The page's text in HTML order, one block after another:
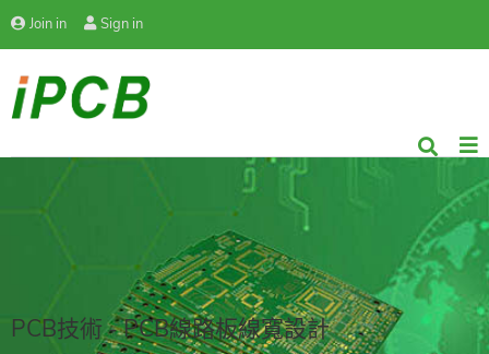
Join in Sign in
PCB技術 - PCB線路板線寬設計